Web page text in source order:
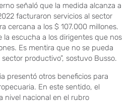
señaló que la medida alcanza a
facturaron servicios al sector
cercana a los $ 107.000 millones.
la escucha a los dirigentes que nos
Es mentira que no se pueda
productivo”, sostuvo Busso.
presentó otros beneficios para
En este sentido, el
nivel nacional en el rubro